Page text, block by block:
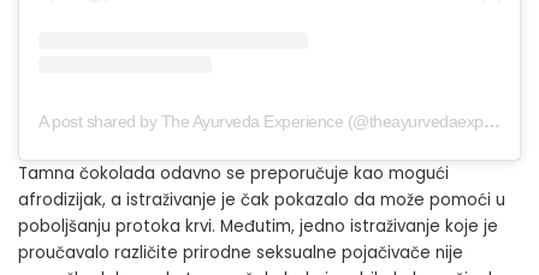
A post shared by The Ayurveda Experience (@theayurvedaexperience)
Tamna čokolada odavno se preporučuje kao mogući
afrodizijak, a istraživanje je čak pokazalo da može pomoći u
poboljšanju protoka krvi. Međutim, jedno istraživanje koje je
proučavalo različite prirodne seksualne pojačivače nije